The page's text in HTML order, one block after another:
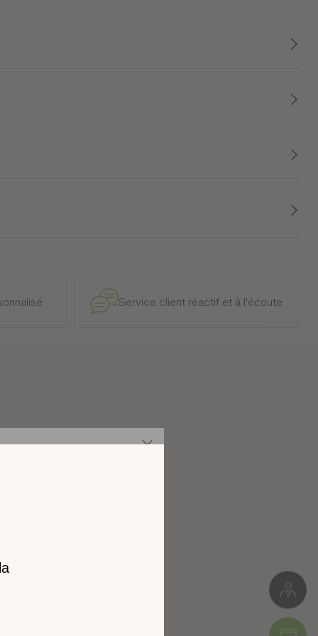
pratique. Parfaite pour organiser vos magazines et
L. 85cm * H.38cm * P.85cm
Colis 1 : 41 x 16 x 95 cm (28kg)
Colis 2 : 86 x 8 x 95 cm (32kg)
et intérieur, à l’exclusion des modèles d’exposition.
Service client réactif et à l'écoute